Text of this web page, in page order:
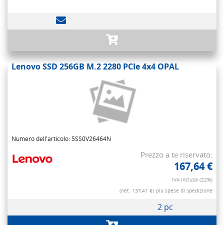
Lenovo SSD 256GB M.2 2280 PCIe 4x4 OPAL
Numero dell'articolo: 5SS0V26464N
Prezzo a te riservato:
167,64 €
IVA inclusa (22%)
(net. 137,41 €) più spese di spedizione
2 pc